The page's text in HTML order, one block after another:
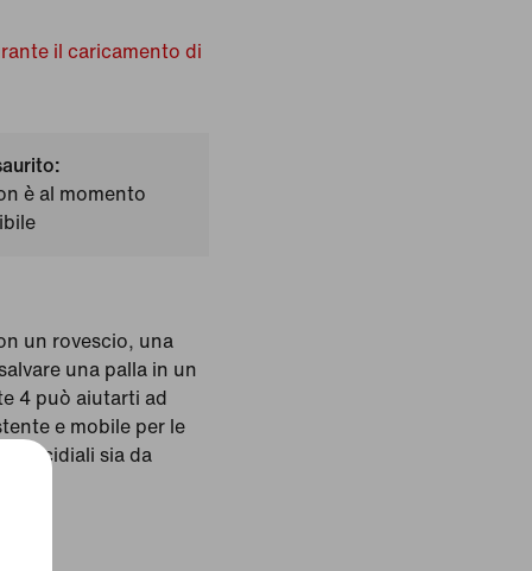
il caricamento di
è al momento
un rovescio, una
una palla in un
4 può aiutarti ad
e mobile per le
micidiali sia da